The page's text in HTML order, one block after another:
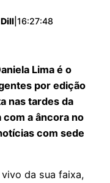
16:27:48
Lima é o
por edição
nas tardes da
com a âncora no
com sede
da sua faixa,